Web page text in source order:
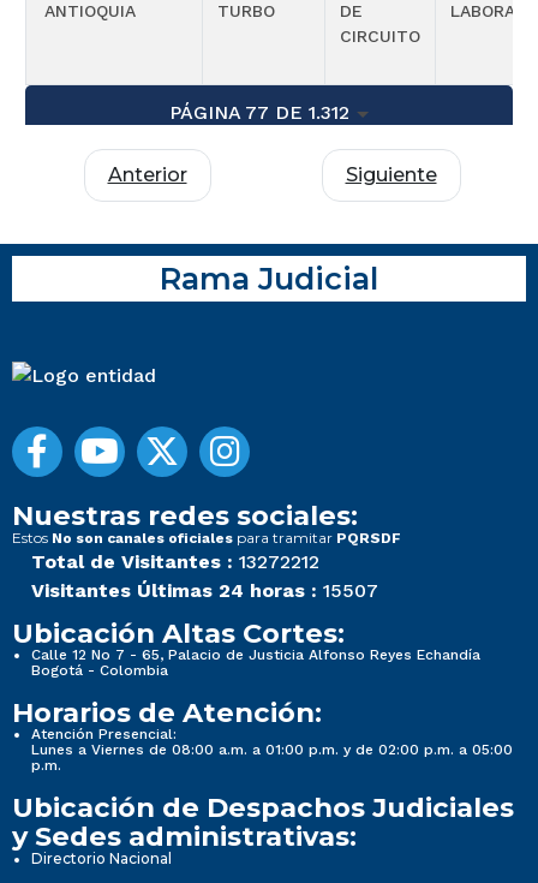
ANTIOQUIA TURBO
DE
CIRCUITO
LABORAL
PÁGINA 77 DE 1.312
Anterior Siguiente
Rama Judicial
Nuestras redes sociales:
Estos No son canales oficiales para tramitar PQRSDF
Total de Visitantes : 13272212
Visitantes Últimas 24 horas : 15507
Ubicación Altas Cortes:
Calle 12 No 7 - 65, Palacio de Justicia Alfonso Reyes Echandía
Bogotá - Colombia
Horarios de Atención:
Atención Presencial:
Lunes a Viernes de 08:00 a.m. a 01:00 p.m. y de 02:00 p.m. a 05:00
p.m.
Ubicación de Despachos Judiciales
y Sedes administrativas:
Directorio Nacional